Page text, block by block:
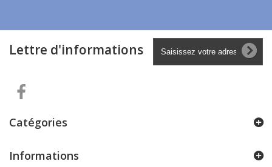
Lettre d'informations
Catégories
Informations